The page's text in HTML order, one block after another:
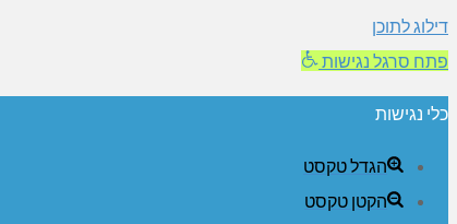
דילוג לתוכן
פתח סרגל נגישות
כלי נגישות
הגדל טקסט
הקטן טקסט